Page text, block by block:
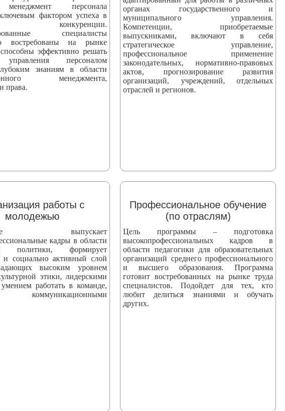
менеджмент персонала
фактором успеха в
конкуренции.
специалисты
востребованы на рынке
эффективно решать
персоналом
знаниям в области
менеджмента,
права.
органах государственного и
муниципального управления.
Компетенции, приобретаемые
выпускниками, включают в себя
стратегическое управление,
профессиональное применение
законодательных, нормативно-правовых
актов, прогнозирование развития
организаций, учреждений, отдельных
отраслей и регионов.
работы с
молодежью
выпускает
кадры в области
политики, формирует
и социально активный слой
высоким уровнем
этики, лидерскими
умением работать в команде,
коммуникационными
Профессиональное обучение
(по отраслям)
Цель программы – подготовка
высокопрофессиональных кадров в
области педагогики для образовательных
организаций среднего профессионального
и высшего образования. Программа
готовит востребованных на рынке труда
специалистов. Подойдет для тех, кто
любит делиться знаниями и обучать
других.